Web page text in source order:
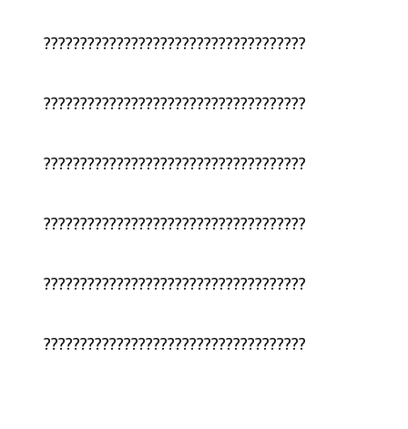
????????????????????????????????????
????????????????????????????????????
????????????????????????????????????
????????????????????????????????????
????????????????????????????????????
????????????????????????????????????